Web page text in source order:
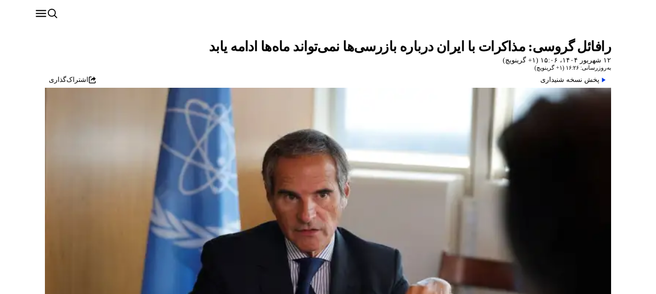
رافائل گروسی: مذاکرات با ایران درباره بازرسی‌ها نمی‌تواند ماه‌ها ادامه یابد
۱۲ شهریور ۱۴۰۴، ۱۵:۰۶ (‎+۱ گرینویچ)
به‌روزرسانی: ۱۶:۲۶ (‎+۱ گرینویچ)
پخش نسخه شنیداری اشتراک‌گذاری